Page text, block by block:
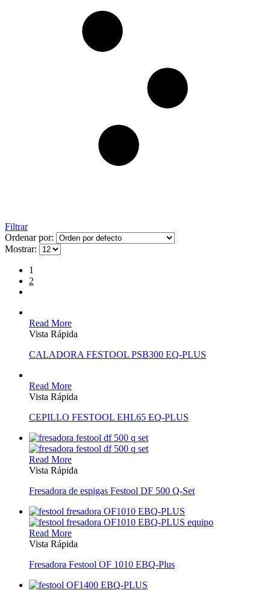
Filtrar
Ordenar por:
Mostrar:
1
2
Read More
Vista Rápida
CALADORA FESTOOL PSB300 EQ-PLUS
Read More
Vista Rápida
CEPILLO FESTOOL EHL65 EQ-PLUS
Read More
Vista Rápida
Fresadora de espigas Festool DF 500 Q-Set
Read More
Vista Rápida
Fresadora Festool OF 1010 EBQ-Plus